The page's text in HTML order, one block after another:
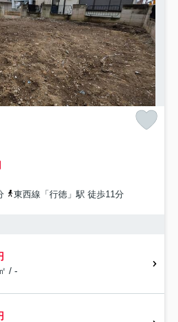
東西線「行徳」駅 徒歩11分
/ -